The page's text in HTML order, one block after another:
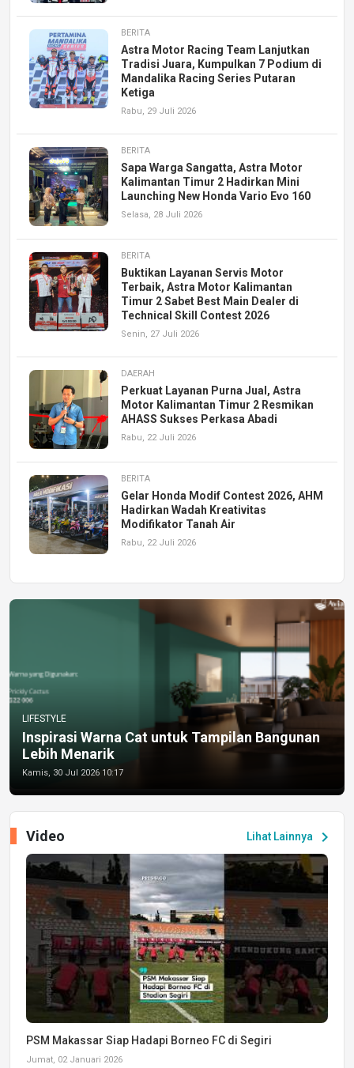
BERITA
Astra Motor Racing Team Lanjutkan
Tradisi Juara, Kumpulkan 7 Podium di
Mandalika Racing Series Putaran
Ketiga
Rabu, 29 Juli 2026
BERITA
Sapa Warga Sangatta, Astra Motor
Kalimantan Timur 2 Hadirkan Mini
Launching New Honda Vario Evo 160
Selasa, 28 Juli 2026
BERITA
Buktikan Layanan Servis Motor
Terbaik, Astra Motor Kalimantan
Timur 2 Sabet Best Main Dealer di
Technical Skill Contest 2026
Senin, 27 Juli 2026
DAERAH
Perkuat Layanan Purna Jual, Astra
Motor Kalimantan Timur 2 Resmikan
AHASS Sukses Perkasa Abadi
Rabu, 22 Juli 2026
BERITA
Gelar Honda Modif Contest 2026, AHM
Hadirkan Wadah Kreativitas
Modifikator Tanah Air
Rabu, 22 Juli 2026
LIFESTYLE
Inspirasi Warna Cat untuk Tampilan Bangunan
Lebih Menarik
Kamis, 30 Jul 2026 10:17
Lihat Lainnya chevron_right
Video
PSM Makassar Siap Hadapi Borneo FC di Segiri
Jumat, 02 Januari 2026